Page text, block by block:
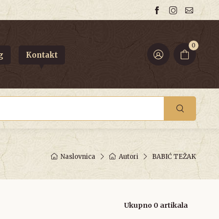
0
Kontakt
Naslovnica Autori BABIĆ TEŽAK
Ukupno 0 artikala